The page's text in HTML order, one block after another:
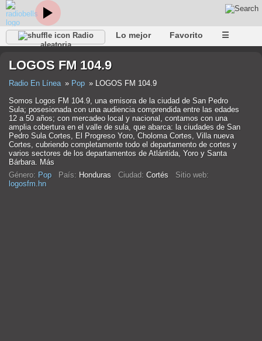
Radio
aleatoria
Lo mejor Favorito ☰
LOGOS FM 104.9
Radio En Línea Pop
LOGOS FM 104.9
Somos Logos FM 104.9, una emisora de la ciudad de San Pedro
Sula; posesionada con una audiencia comprendida entre las edades
12 a 50 años; con mercadeo local y nacional, contamos con una
amplia cobertura en el valle de sula, que abarca: la ciudades de San
Pedro Sula Cortes, El Progreso Yoro, Choloma Cortes, Villa nueva
Cortes, cubriendo completamente todo el departamento de cortes y
varios sectores de los departamentos de Atlántida, Yoro y Santa
Bárbara. Más
Género: Pop País: Honduras Ciudad: Cortés Sitio web:
logosfm.hn